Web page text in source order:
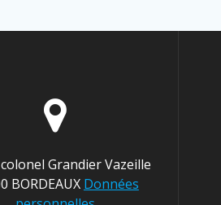
Grandier Vazeille
BORDEAUX Données